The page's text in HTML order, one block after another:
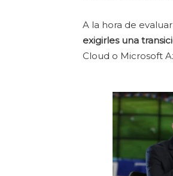
A la hora de
exigirles una
Cloud o Microsoft